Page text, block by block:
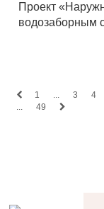
Проект
водозаборным
1 3 4
49